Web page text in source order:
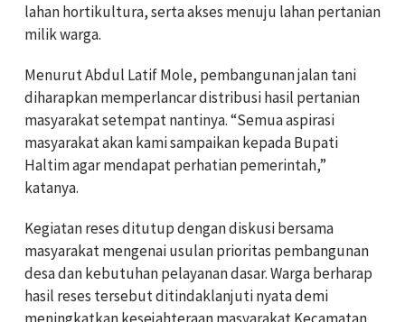
lahan hortikultura, serta akses menuju lahan pertanian
milik warga.
Menurut Abdul Latif Mole, pembangunan jalan tani
diharapkan memperlancar distribusi hasil pertanian
masyarakat setempat nantinya. “Semua aspirasi
masyarakat akan kami sampaikan kepada Bupati
Haltim agar mendapat perhatian pemerintah,”
katanya.
Kegiatan reses ditutup dengan diskusi bersama
masyarakat mengenai usulan prioritas pembangunan
desa dan kebutuhan pelayanan dasar. Warga berharap
hasil reses tersebut ditindaklanjuti nyata demi
meningkatkan kesejahteraan masyarakat Kecamatan